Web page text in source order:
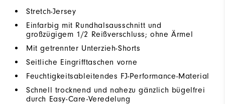
Stretch-Jersey
Einfarbig mit Rundhalsausschnitt und
großzügigem 1/2 Reißverschluss; ohne Ärmel
Mit getrennter Unterzieh-Shorts
Seitliche Eingrifftaschen vorne
Feuchtigkeitsableitendes FJ-Performance-Material
Schnell trocknend und nahezu gänzlich bügelfrei
durch Easy-Care-Veredelung